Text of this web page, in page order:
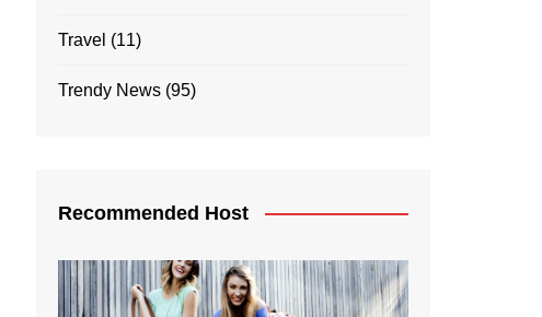
Travel (11)
Trendy News (95)
Recommended Host